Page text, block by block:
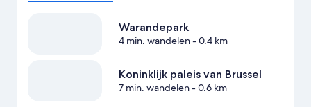
Warandepark
4 min. wandelen- 0.4 km
Koninklijk paleis van Brussel
7 min. wandelen- 0.6 km